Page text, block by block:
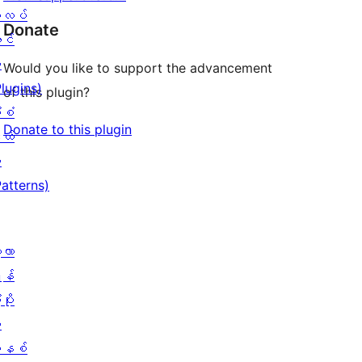
Donate
Would you like to support the advancement
of this plugin?
Donate to this plugin
လပ်
င်
စံ
ယ်
ာ
န်
း
နစ်